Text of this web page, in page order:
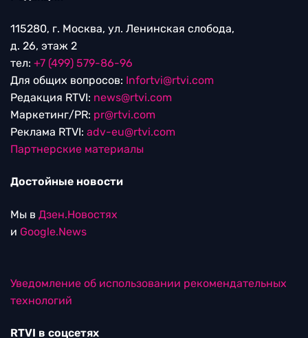
115280, г. Москва, ул. Ленинская слобода,
д. 26, этаж 2
тел: +7 (499) 579-86-96
Для общих вопросов: Infortvi@rtvi.com
Редакция RTVI: news@rtvi.com
Маркетинг/PR: pr@rtvi.com
Реклама RTVI: adv-eu@rtvi.com
Партнерские материалы
Достойные новости
Мы в Дзен.Новостях
и Google.News
Уведомление об использовании рекомендательных
технологий
RTVI в соцсетях